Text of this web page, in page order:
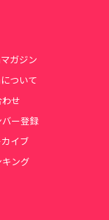
ガジン
ついて
せ
ー登録
イブ
ング